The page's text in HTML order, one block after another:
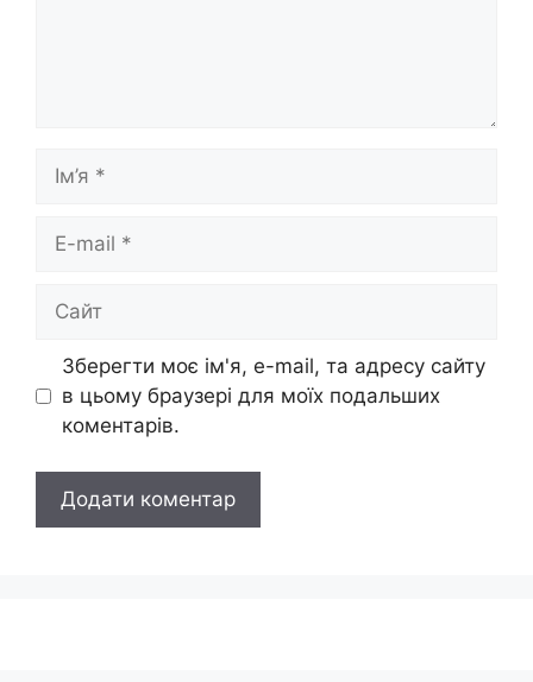
Ім’я
Сайт
Зберегти моє ім'я, e-mail, та адресу сайту
в цьому браузері для моїх подальших
коментарів.